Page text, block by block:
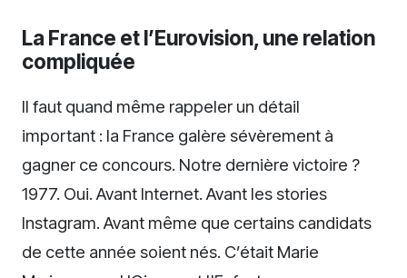
La France et l’Eurovision, une relation
compliquée
Il faut quand même rappeler un détail
important : la France galère sévèrement à
gagner ce concours. Notre dernière victoire ?
1977. Oui. Avant Internet. Avant les stories
Instagram. Avant même que certains candidats
de cette année soient nés. C’était Marie